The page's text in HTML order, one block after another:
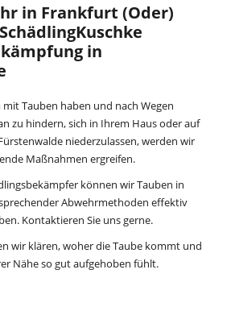
in Frankfurt (Oder)
in
Tauben haben und nach Wegen
zu hindern, sich in Ihrem Haus oder auf
niederzulassen, werden wir
Maßnahmen ergreifen.
können wir Tauben in
Abwehrmethoden effektiv
Kontaktieren Sie uns gerne.
wir klären, woher die Taube kommt und
Nähe so gut aufgehoben fühlt.